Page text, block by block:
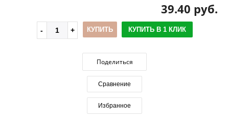
39.40 руб.
КУПИТЬ КУПИТЬ В 1 КЛИК
Поделиться
Сравнение
Избранное